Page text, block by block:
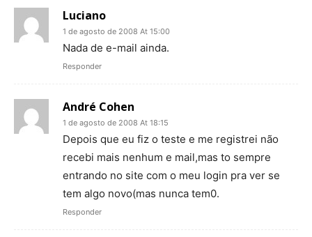
Luciano
1 de agosto de 2008 At 15:00
Nada de e-mail ainda.
Responder
André Cohen
1 de agosto de 2008 At 18:15
Depois que eu fiz o teste e me registrei não
recebi mais nenhum e mail,mas to sempre
entrando no site com o meu login pra ver se
tem algo novo(mas nunca tem0.
Responder